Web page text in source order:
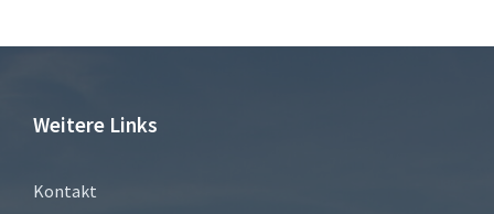
Weitere Links
Kontakt